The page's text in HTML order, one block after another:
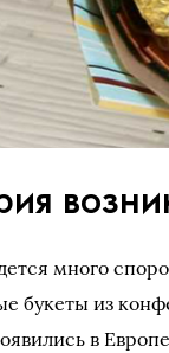
много
букеты из
в